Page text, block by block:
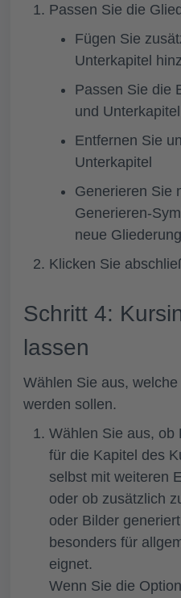
Passen Sie die
Fügen Sie
Unterkapitel
Passen Sie die
und
Entfernen Sie
Unterkapitel
Generieren Sie
Generieren-
neue
Klicken Sie
Schritt 4:
lassen
Wählen Sie aus,
werden sollen.
Wählen Sie aus, ob
für die Kapitel des
selbst mit weiteren
oder ob zusätzlich
oder Bilder
besonders für
eignet.
Wenn Sie die Option